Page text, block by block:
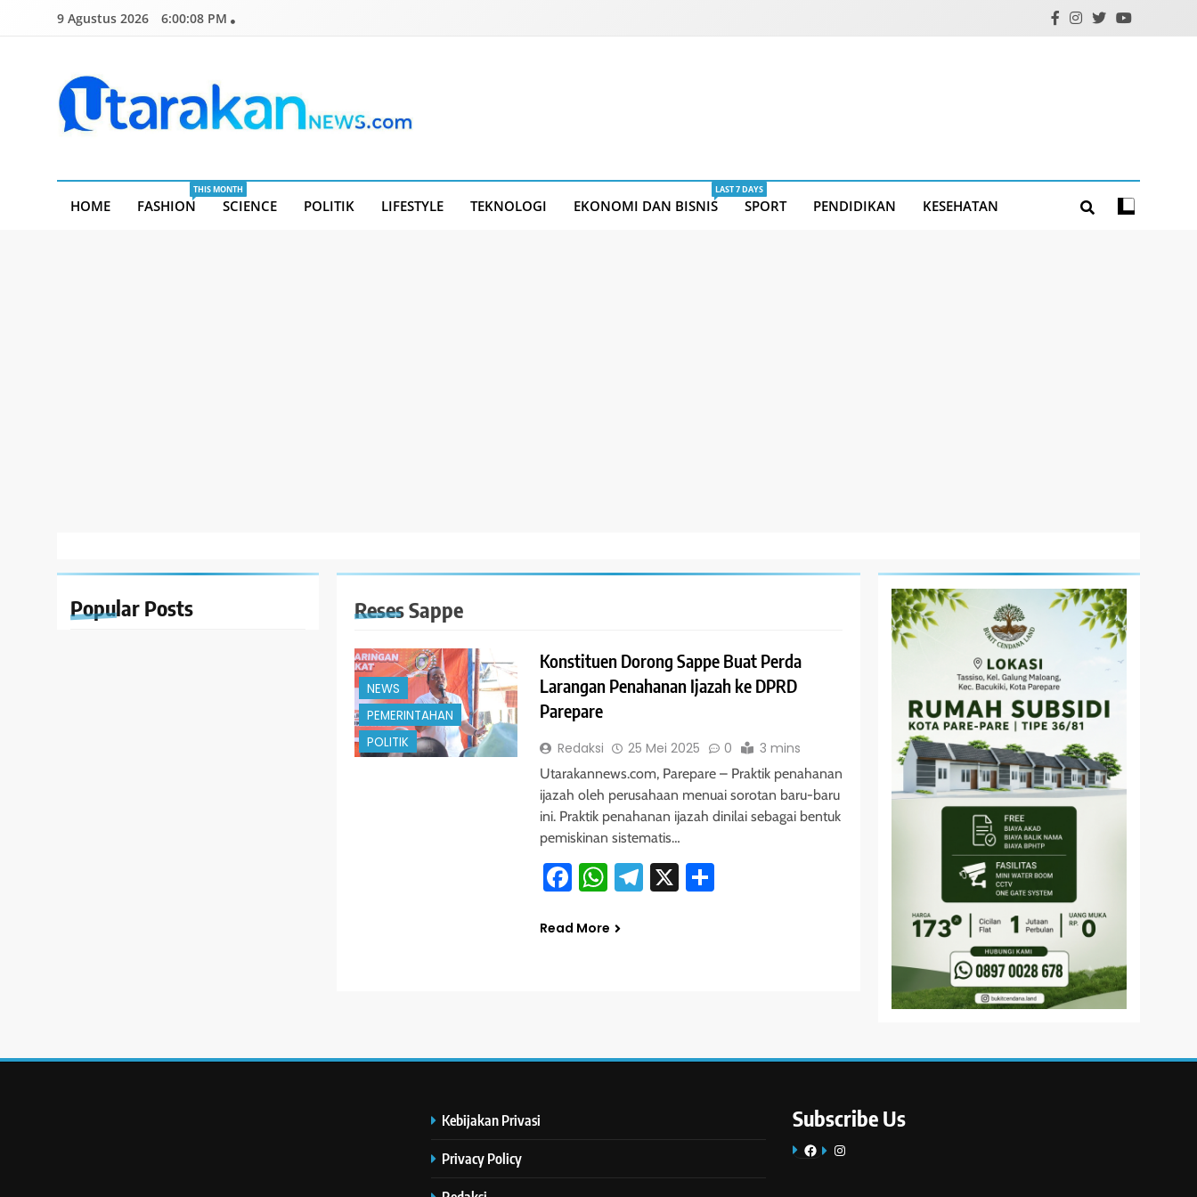
9 Agustus 2026 6:00:08 PM
HOME FASHION
THIS MONTH
SCIENCE POLITIK LIFESTYLE TEKNOLOGI EKONOMI DAN BISNIS
LAST 7 DAYS
SPORT PENDIDIKAN KESEHATAN
Popular Posts Reses Sappe
NEWS
PEMERINTAHAN
POLITIK
Konstituen Dorong Sappe Buat Perda
Larangan Penahanan Ijazah ke DPRD
Parepare
Redaksi 25 Mei 2025 0 3 mins
Utarakannews.com, Parepare – Praktik penahanan
ijazah oleh perusahaan menuai sorotan baru-baru
ini. Praktik penahanan ijazah dinilai sebagai bentuk
pemiskinan sistematis…
Facebook
WhatsApp
Telegram
X Share
Read More
Kebijakan Privasi
Privacy Policy
Subscribe Us
FacebookInstagram